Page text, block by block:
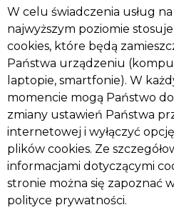
W celu świadczenia usług na
najwyższym poziomie
cookies, które będą
Państwa urządzeniu
laptopie, smartfonie). W
momencie mogą Państwo
zmiany ustawień Państwa
internetowej i wyłączyć
plików cookies. Ze
informacjami dotyczącymi
stronie można się zapoznać
polityce prywatności.
ZOSTAŃMY W
ul. 11 Listopada 45, 08-110
604204401
lamert@poczta.onet.pl
© 2024 Pracownia